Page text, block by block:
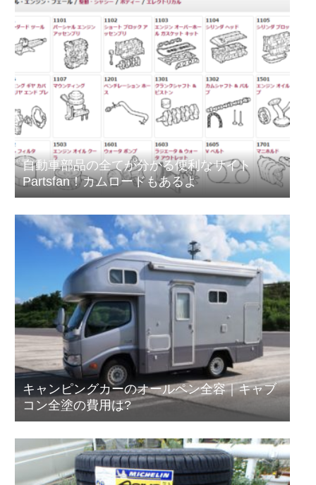
自動車部品の全てが分かる便利なサイト
Partsfan！カムロードもあるよ
キャンピングカーのオールペン全容｜キャブ
コン全塗の費用は?